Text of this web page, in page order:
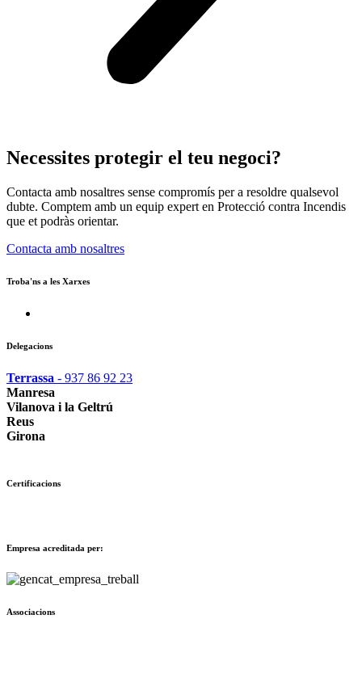
Necessites protegir el teu negoci?
Contacta amb nosaltres sense compromís per a resoldre qualsevol
dubte. Comptem amb un equip expert en Protecció contra Incendis
que et podràs orientar.
Contacta amb nosaltres
Troba'ns a les Xarxes
Delegacions
Terrassa - 937 86 92 23
Manresa
Vilanova i la Geltrú
Reus
Girona
Certificacions
Empresa acreditada per:
Associacions